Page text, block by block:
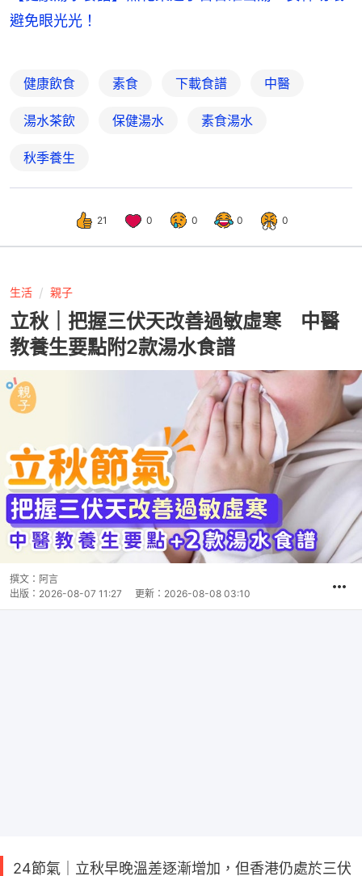
避免眼光光！
健康飲食 素食 下載食譜 中醫
湯水茶飲 保健湯水 素食湯水
秋季養生
21 0 0 0 0
生活 親子
立秋｜把握三伏天改善過敏虛寒 中醫
教養生要點附2款湯水食譜
撰文： 阿言
出版： 2026-08-07 11:27 更新： 2026-08-08 03:10
24節氣｜立秋早晚溫差逐漸增加，但香港仍處於三伏